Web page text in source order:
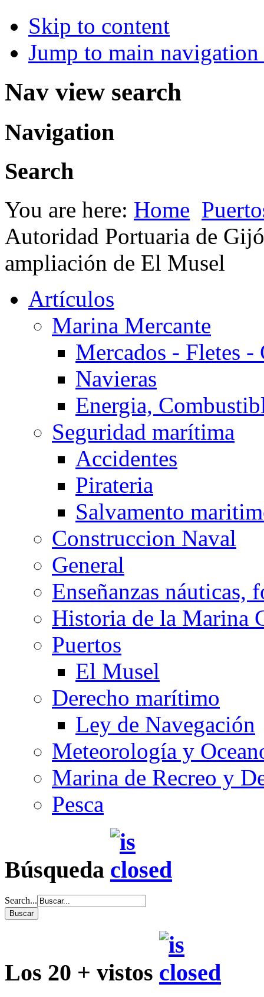
Skip to content
Jump to main
Nav view search
Navigation
Search
You are here: Home
Autoridad Portuaria de
ampliación de El Musel
Artículos
Marina Mercante
Mercados - Fletes -
Navieras
Energia,
Seguridad marítima
Accidentes
Pirateria
Salvamento
Construccion Naval
General
Enseñanzas náuticas,
Historia de la Marina
Puertos
El Musel
Derecho marítimo
Ley de Navegación
Meteorología y
Marina de Recreo y
Pesca
Búsqueda
Search...
Los 20 + vistos